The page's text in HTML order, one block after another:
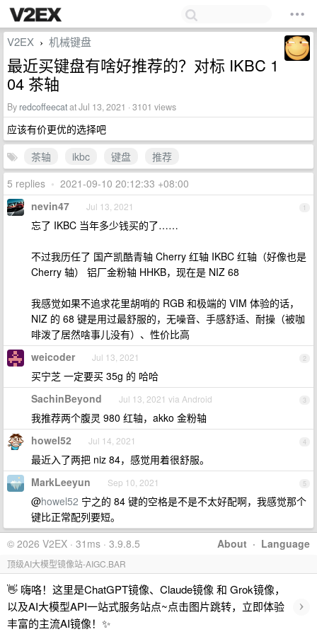
V2EX › 机械键盘
最近买键盘有啥好推荐的？对标 IKBC 1
04 茶轴
By redcoffeecatat Jul 13, 2021 · 3101 views
应该有价更优的选择吧
茶轴
ikbc 键盘
推荐
5 replies • 2021-09-10 20:12:33 +08:00
1
nevin47 Jul 13, 2021
忘了 IKBC 当年多少钱买的了……
不过我历任了 国产凯酷青轴 Cherry 红轴 IKBC 红轴（好像也是
Cherry 轴） 铝厂金粉轴 HHKB，现在是 NIZ 68
我感觉如果不追求花里胡哨的 RGB 和极端的 VIM 体验的话，
NIZ 的 68 键是用过最舒服的，无噪音、手感舒适、耐操（被咖
啡泼了居然啥事儿没有）、性价比高
2
weicoder Jul 13, 2021
买宁芝 一定要买 35g 的 哈哈
3
SachinBeyond Jul 13, 2021 via Android
我推荐两个腹灵 980 红轴，akko 金粉轴
4
howel52 Jul 14, 2021
最近入了两把 niz 84，感觉用着很舒服。
5
MarkLeeyun Sep 10, 2021
@howel52 宁之的 84 键的空格是不是不太好配啊，我感觉那个
键比正常配列要短。
About · Language
© 2026 V2EX · 31ms · 3.9.8.5
顶级AI大模型镜像站-AIGC.BAR
👋 嗨咯！这里是ChatGPT镜像、Claude镜像 和 Grok镜像，
以及AI大模型API一站式服务站点~点击图片跳转，立即体验
丰富的主流AI镜像！✨
›